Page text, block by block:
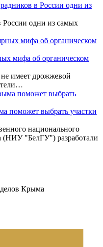
в России одни из
России одни из самых
мифа об органическом
не имеет дрожжевой
поможет выбрать участки
национального
(НИУ "БелГУ") разработали
Крыма